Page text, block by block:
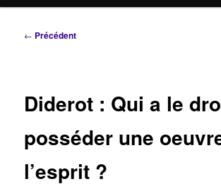
Navigation
← Précédent
Diderot : Qui a le
posséder une
l’esprit ?